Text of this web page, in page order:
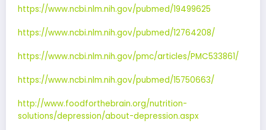
https://www.ncbi.nlm.nih.gov/pubmed/19499625
https://www.ncbi.nlm.nih.gov/pubmed/12764208/
https://www.ncbi.nlm.nih.gov/pmc/articles/PMC533861/
https://www.ncbi.nlm.nih.gov/pubmed/15750663/
http://www.foodforthebrain.org/nutrition-
solutions/depression/about-depression.aspx